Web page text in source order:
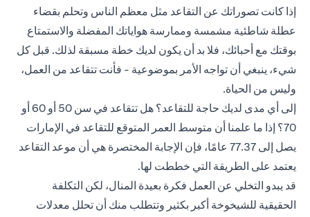
إذا كانت تصوراتك عن التقاعد مثل معظم الناس وتحلم بقضاء
عطلة شاطئية مشمسة وممارسة هواياتك المفضلة والاستمتاع
بوقتك مع أحبائك، فلا بد أن يكون لديك خطة مسبقة لذلك. قبل كل
شيء، ينبغي أن تواجه الأمر بموضوعية - فأنت تتقاعد من العمل،
وليس من الحياة.
إلى أي مدى لديك حاجة للتقاعد؟ هل تتقاعد في سن 50 أو 60 أو
70؟ إذا ما علمنا أن متوسط العمر المتوقع للتقاعد في الإمارات
يصل إلى 77.37 عامًا، فإن الإجابة المختصرة هي أن موعد التقاعد
يعتمد على الطريقة التي خططت لها.
قد يبدو التخلي عن العمل فكرة بعيدة المنال، لكن التكلفة
الحقيقية للشيخوخة أكبر بكثير وتتطلب منك أن تحلل معدلات